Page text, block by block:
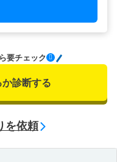
要チェック
診断する
を依頼